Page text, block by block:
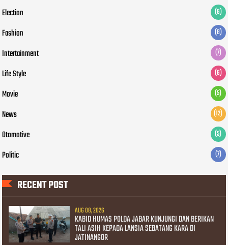
Election (6)
Fashion (8)
Intertainment (7)
Life Style (6)
Movie (5)
News (12)
Otomotive (5)
Politic (7)
RECENT POST
AUG 08, 2026
KABID HUMAS POLDA JABAR KUNJUNGI DAN BERIKAN
TALI ASIH KEPADA LANSIA SEBATANG KARA DI
JATINANGOR